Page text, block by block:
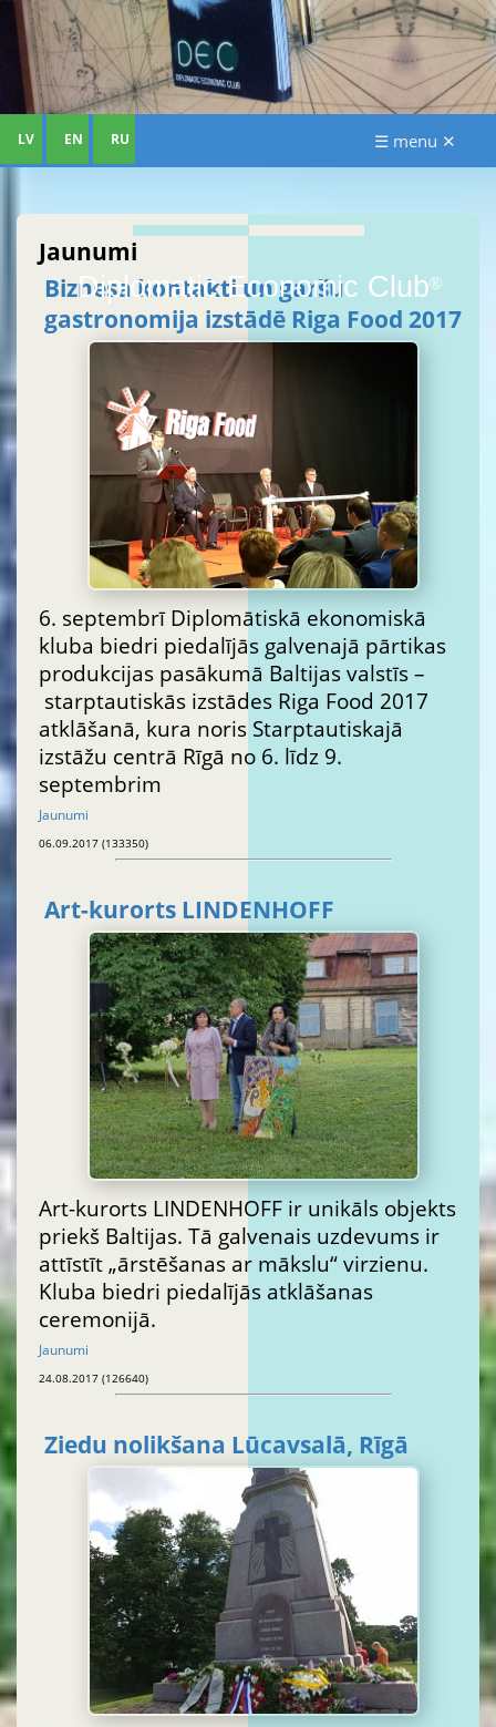
Diplomatic Economic Club®
LV EN RU ☰ menu ✕
Jaunumi
Biznesa kontakti un garšu
gastronomija izstādē Riga Food 2017
6. septembrī Diplomātiskā ekonomiskā
kluba biedri piedalījās galvenajā pārtikas
produkcijas pasākumā Baltijas valstīs –
starptautiskās izstādes Riga Food 2017
atklāšanā, kura noris Starptautiskajā
izstāžu centrā Rīgā no 6. līdz 9.
septembrim
Jaunumi
06.09.2017 (133350)
Art-kurorts LINDENHOFF
Art-kurorts LINDENHOFF ir unikāls objekts
priekš Baltijas. Tā galvenais uzdevums ir
attīstīt „ārstēšanas ar mākslu“ virzienu.
Kluba biedri piedalījās atklāšanas
ceremonijā.
Jaunumi
24.08.2017 (126640)
Ziedu nolikšana Lūcavsalā, Rīgā